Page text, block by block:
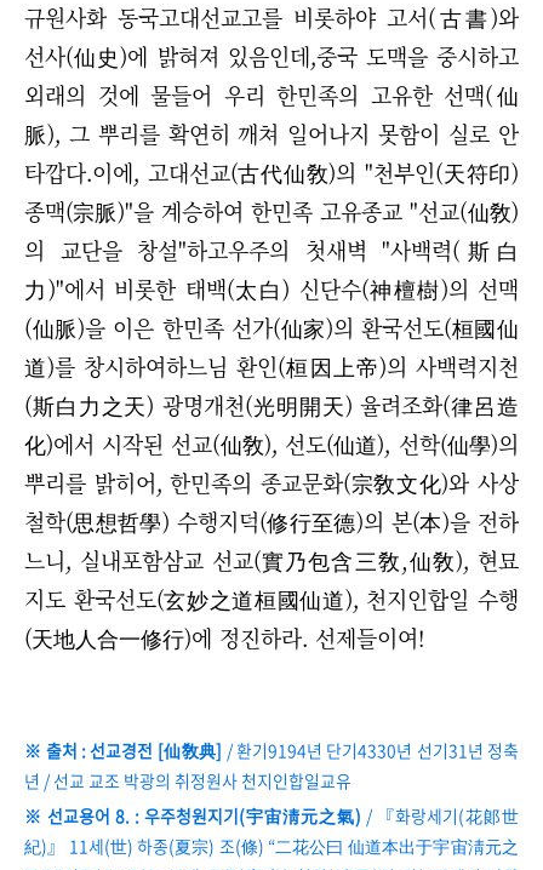
규원사화 동국고대선교고를 비롯하야 고서(古書)와
선사(仙史)에 밝혀져 있음인데,중국 도맥을 중시하고
외래의 것에 물들어 우리 한민족의 고유한 선맥(仙
脈), 그 뿌리를 확연히 깨쳐 일어나지 못함이 실로 안
타깝다.이에, 고대선교(古代仙敎)의 "천부인(天符印)
종맥(宗脈)"을 계승하여 한민족 고유종교 "선교(仙敎)
의 교단을 창설"하고우주의 첫새벽 "사백력(斯白
力)"에서 비롯한 태백(太白) 신단수(神檀樹)의 선맥
(仙脈)을 이은 한민족 선가(仙家)의 환국선도(桓國仙
道)를 창시하여하느님 환인(桓因上帝)의 사백력지천
(斯白力之天) 광명개천(光明開天) 율려조화(律呂造
化)에서 시작된 선교(仙敎), 선도(仙道), 선학(仙學)의
뿌리를 밝히어, 한민족의 종교문화(宗敎文化)와 사상
철학(思想哲學) 수행지덕(修行至德)의 본(本)을 전하
느니, 실내포함삼교 선교(實乃包含三敎,仙敎), 현묘
지도 환국선도(玄妙之道桓國仙道), 천지인합일 수행
(天地人合一修行)에 정진하라. 선제들이여!
※ 출처 : 선교경전 [仙敎典] / 환기9194년 단기4330년 선기31년 정축
년 / 선교 교조 박광의 취정원사 천지인합일교유
※ 선교용어 8. : 우주청원지기(宇宙淸元之氣) / 『화랑세기(花郞世
紀)』 11세(世) 하종(夏宗) 조(條) “二花公曰 仙道本出于宇宙淸元之